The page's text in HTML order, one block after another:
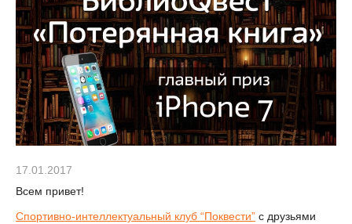
17.01.2017
Всем привет!
Спортивно-интеллектуальный клуб “Поквести” с друзьями